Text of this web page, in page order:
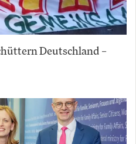
Deutschland –